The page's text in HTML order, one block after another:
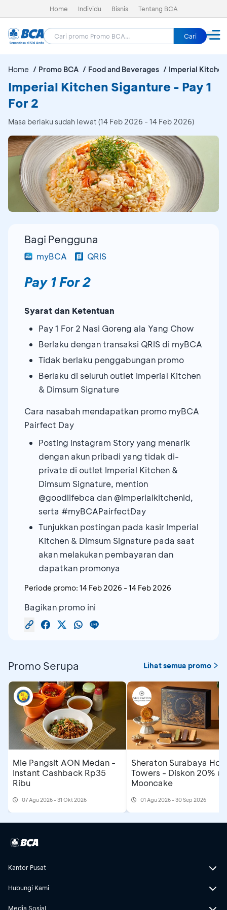
Home Individu Bisnis Tentang BCA
Cari
Home Promo BCA Food and Beverages Imperial
Imperial Kitchen Siganture - Pay 1
For 2
Masa berlaku sudah lewat (14 Feb 2026 - 14 Feb 2026)
Bagi Pengguna
myBCA QRIS
Pay 1 For 2
Syarat dan Ketentuan
Pay 1 For 2 Nasi Goreng ala Yang Chow
Berlaku dengan transaksi QRIS di myBCA
Tidak berlaku penggabungan promo
Berlaku di seluruh outlet Imperial Kitchen
& Dimsum Signature
Cara nasabah mendapatkan promo myBCA
Pairfect Day
Posting Instagram Story yang menarik
dengan akun pribadi yang tidak di-
private di outlet Imperial Kitchen &
Dimsum Signature, mention
@goodlifebca dan @imperialkitchenid,
serta #myBCAPairfectDay
Tunjukkan postingan pada kasir Imperial
Kitchen & Dimsum Signature pada saat
akan melakukan pembayaran dan
dapatkan promonya
Periode promo: 14 Feb 2026 - 14 Feb 2026
Bagikan promo ini
Promo Serupa Lihat semua promo
Mie Pangsit AON Medan -
Instant Cashback Rp35
Ribu
07 Agu 2026 - 31 Okt 2026
Sheraton Surabaya
Towers - Diskon 20%
Mooncake
01 Agu 2026 - 30 Sep 2026
Kantor Pusat
Hubungi Kami
Media Sosial